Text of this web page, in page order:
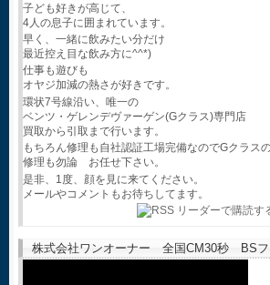
子ども好きが高じて、
4人の息子に囲まれています。
早く、一緒に飲みたい分だけ
最近控え目な飲み方に^^*)
仕事も遊びも
オヤジ加減の熱さが好きです。
環状7号線沿い、唯一の
ベンツ・ゲレンデヴァーゲン(Gクラス)専門店
買取から引取まで行います。
もちろん修理も自社認証工場完備なのでGクラス
修理も勿論 お任せ下さい。
是非、1度、顔を見に来てください。
メールやコメントもお待ちしてます。
株式会社ワンオーナー 全国CM30秒 BSフ